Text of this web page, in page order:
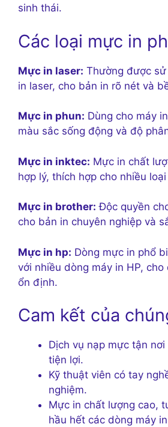
sinh thái.
Các loại mực in
Mực in laser: Thường được
in laser, cho bản in rõ nét và
Mực in phun: Dùng cho máy
màu sắc sống động và độ
Mực in inktec: Mực in chất
hợp lý, thích hợp cho nhiều
Mực in brother: Độc quyền
cho bản in chuyên nghiệp và
Mực in hp: Dòng mực in phổ
với nhiều dòng máy in HP,
ổn định.
Cam kết của
Dịch vụ nạp mực tận
tiện lợi.
Kỹ thuật viên có tay
nghiệm.
Mực in chất lượng cao,
hầu hết các dòng máy